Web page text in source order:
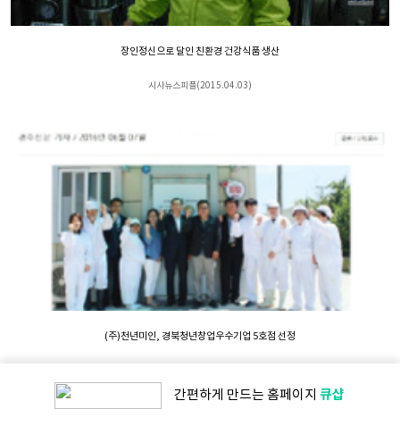
장인정신으로 달인 친환경 건강식품 생산
시사뉴스피플(2015.04.03)
(주)천년미인, 경북청년창업우수기업 5호점 선정
간편하게 만드는 홈페이지 큐샵